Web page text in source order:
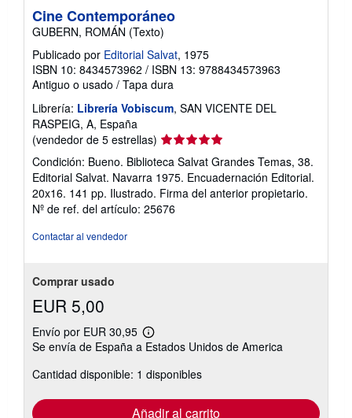
Cine Contemporáneo
GUBERN, ROMÁN (Texto)
Publicado por Editorial Salvat, 1975
ISBN 10: 8434573962 / ISBN 13: 9788434573963
Antiguo o usado / Tapa dura
Librería: Librería Vobiscum, SAN VICENTE DEL
RASPEIG, A, España
(vendedor de 5 estrellas) Calificación
vendedor:
5
de
5
Condición: Bueno. Biblioteca Salvat Grandes Temas, 38.
Editorial Salvat. Navarra 1975. Encuadernación Editorial.
20x16. 141 pp. Ilustrado. Firma del anterior propietario.
Nº de ref. del artículo: 25676
Contactar al vendedor
Comprar usado
EUR 5,00
Envío por EUR 30,95
Más
información
las
tarifas
envío
Se envía de España a Estados Unidos de America
Cantidad disponible: 1 disponibles
Añadir al carrito